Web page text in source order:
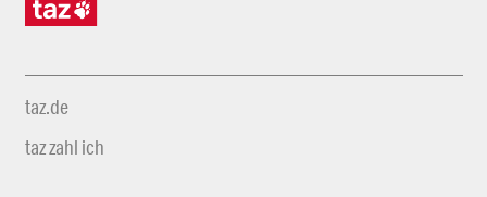
taz.de
taz zahl ich